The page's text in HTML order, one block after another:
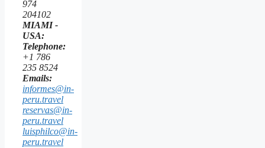
974
204102
MIAMI -
USA:
Telephone:
+1 786
235 8524
Emails:
informes@in-
peru.travel
reservas@in-
peru.travel
luisphilco@in-
peru.travel